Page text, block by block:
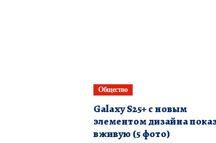
Общество
Galaxy S25+ с новым
элементом дизайна
вживую (5 фото)